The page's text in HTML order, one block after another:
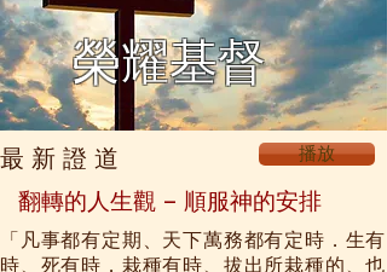
榮耀基督
最 新 證 道 播放
翻轉的人生觀 – 順服神的安排
「凡事都有定期、天下萬務都有定時．生有
時、死有時．栽種有時、拔出所栽種的、也